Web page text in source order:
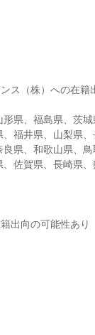
ス（株）への在籍
県、福島県、茨
福井県、山梨県
県、和歌山県、鳥
佐賀県、長崎県
出向の可能性あり